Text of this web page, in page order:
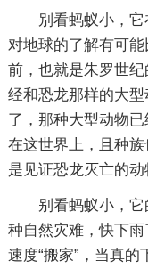
别看蚂蚁小，
对地球的了解有可
前，也就是朱罗世
经和恐龙那样的大
了，那种大型动物
在这世界上，且种
是见证恐龙灭亡的动
别看蚂蚁小，
种自然灾难，快下
速度“搬家”，当真